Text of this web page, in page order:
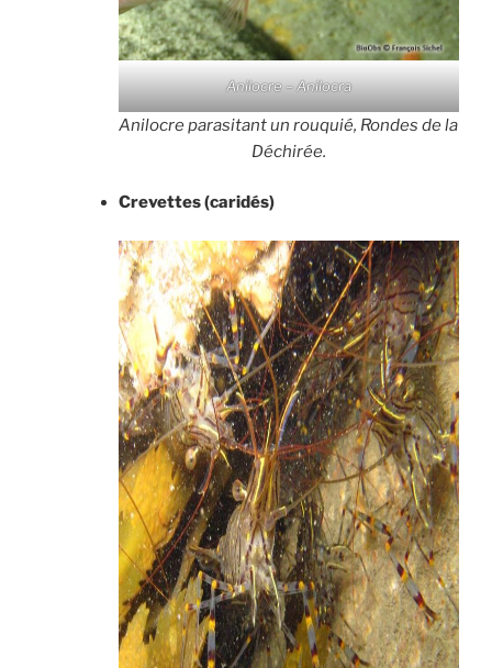
Anilocre – Anilocra
Anilocre parasitant un rouquié, Rondes de la
Déchirée.
Crevettes(caridés)